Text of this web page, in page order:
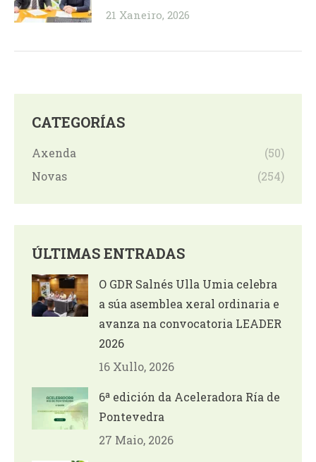
21 Xaneiro, 2026
CATEGORÍAS
Axenda
(50)
Novas
(254)
ÚLTIMAS ENTRADAS
O GDR Salnés Ulla Umia celebra
a súa asemblea xeral ordinaria e
avanza na convocatoria LEADER
2026
16 Xullo, 2026
6ª edición da Aceleradora Ría de
Pontevedra
27 Maio, 2026